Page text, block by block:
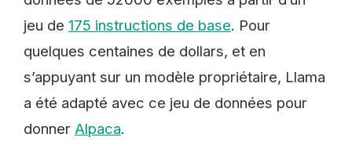
jeu de 175 instructions de base. Pour
quelques centaines de dollars, et en
s’appuyant sur un modèle propriétaire, Llama
a été adapté avec ce jeu de données pour
donner Alpaca.